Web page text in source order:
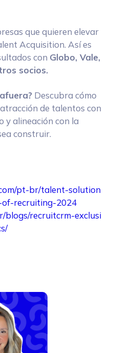
que quieren elevar
Acquisition. Así es
con Globo, Vale,
socios.
Descubra cómo
de talentos con
y alineación con la
construir.
pt-br/talent-solution
of-recruiting-2024
blogs/recruitcrm-exclusi